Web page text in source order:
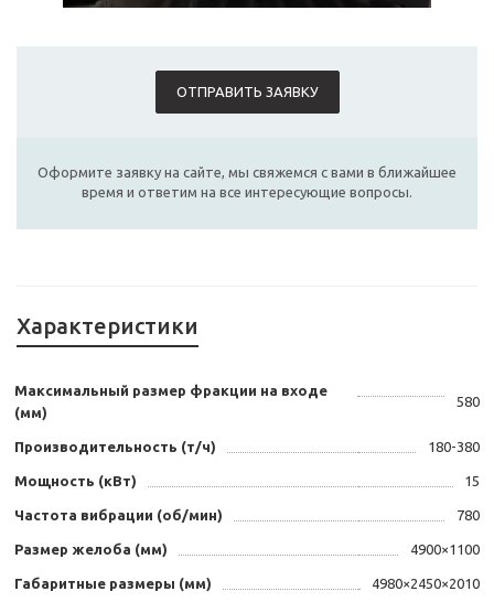
ОТПРАВИТЬ ЗАЯВКУ
Оформите заявку на сайте, мы свяжемся с вами в ближайшее
время и ответим на все интересующие вопросы.
Характеристики
Максимальный размер фракции на входе
(мм)
580
Производительность (т/ч) 180-380
Мощность (кВт) 15
Частота вибрации (об/мин) 780
Размер желоба (мм) 4900×1100
Габаритные размеры (мм) 4980×2450×2010